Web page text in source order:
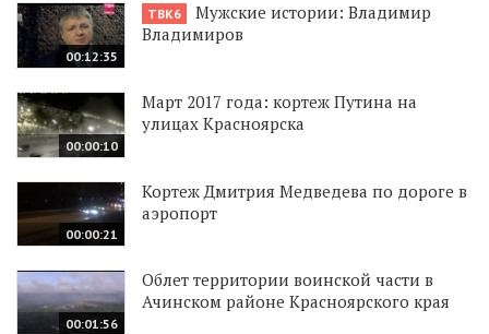
00:12:35
ТВК6
Мужские истории: Владимир
Владимиров
00:00:10
Март 2017 года: кортеж Путина на
улицах Красноярска
00:00:21
Кортеж Дмитрия Медведева по дороге в
аэропорт
00:01:56
Облет территории воинской части в
Ачинском районе Красноярского края